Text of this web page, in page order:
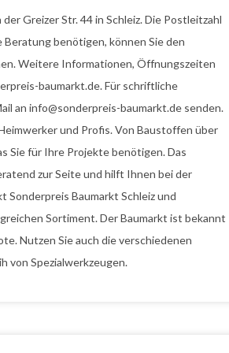
Greizer Str. 44 in Schleiz. Die Postleitzahl
Beratung benötigen, können Sie den
Weitere Informationen, Öffnungszeiten
baumarkt.de. Für schriftliche
an info@sonderpreis-baumarkt.de senden.
und Profis. Von Baustoffen über
Sie für Ihre Projekte benötigen. Das
zur Seite und hilft Ihnen bei der
Sonderpreis Baumarkt Schleiz und
Sortiment. Der Baumarkt ist bekannt
Nutzen Sie auch die verschiedenen
von Spezialwerkzeugen.